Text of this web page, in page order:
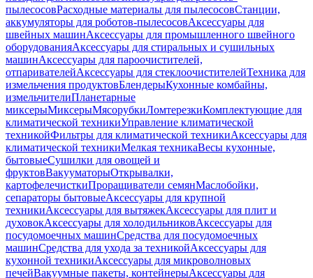
пылесосовРасходные материалы для пылесосовСтанции,
аккумуляторы для роботов-пылесосовАксессуары для
швейных машинАксессуары для промышленного швейного
оборудованияАксессуары для стиральных и сушильных
машинАксессуары для пароочистителей,
отпаривателейАксессуары для стеклоочистителейТехника для
измельчения продуктовБлендерыКухонные комбайны,
измельчителиПланетарные
миксерыМиксерыМясорубкиЛомтерезкиКомплектующие для
климатической техникиУправление климатической
техникойФильтры для климатической техникиАксессуары для
климатической техникиМелкая техникаВесы кухонные,
бытовыеСушилки для овощей и
фруктовВакууматорыОткрывалки,
картофелечисткиПроращиватели семянМаслобойки,
сепараторы бытовыеАксессуары для крупной
техникиАксессуары для вытяжекАксессуары для плит и
духовокАксессуары для холодильниковАксессуары для
посудомоечных машинСредства для посудомоечных
машинСредства для ухода за техникойАксессуары для
кухонной техникиАксессуары для микроволновых
печейВакуумные пакеты, контейнерыАксессуары для